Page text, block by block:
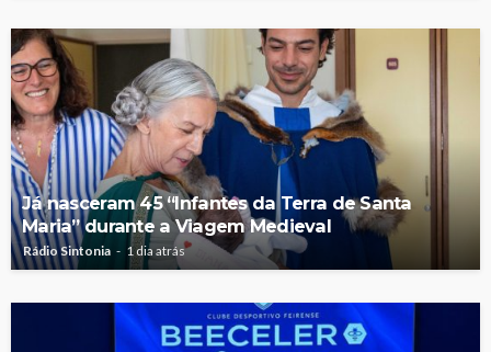
Já nasceram 45 “Infantes da Terra de Santa
Maria” durante a Viagem Medieval
Rádio Sintonia 1 dia atrás